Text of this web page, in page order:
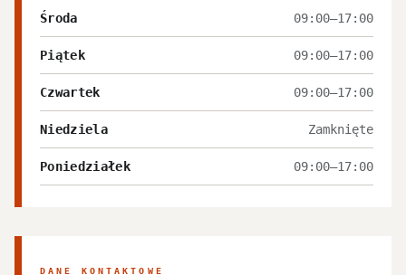
Środa 09:00–17:00
Piątek 09:00–17:00
Czwartek 09:00–17:00
Niedziela Zamknięte
Poniedziałek 09:00–17:00
DANE KONTAKTOWE